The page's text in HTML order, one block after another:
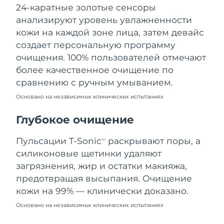
24-каратные золотые сенсоры
анализируют уровень увлажненности
кожи на каждой зоне лица, затем девайс
создает персональную программу
очищения. 100% пользователей отмечают
более качественное очищение по
сравнению с ручным умыванием.
Основано на независимых клинических испытаниях
Глубокое очищение
Пульсации T-SonicTM
раскрывают поры, а
силиконовые щетинки удаляют
загрязнения, жир и остатки макияжа,
предотвращая высыпания. Очищение
кожи на 99% — клинически доказано.
Основано на независимых клинических испытаниях
Ливан
Ожидаемая дата доставки
8/11/26
Литва
Ожидаемая дата доставки
Люксембург
Ожидаемая дата доставки
Ожидаемая дата доставки
Мальта
Ожидаемая дата доставки
8/10/26
Мексика
Ожидаемая дата доставки
8/14/26